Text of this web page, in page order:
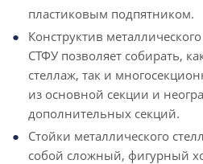
пластиковым подпятником.
Конструктив
СТФУ позволяет собирать,
стеллаж, так и
из основной секции и
дополнительных секций.
Стойки металлического
собой сложный, фигурный